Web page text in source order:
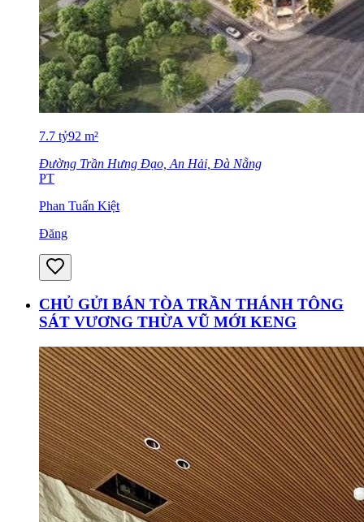
7.7 tỷ92 m²
Đường Trần Hưng Đạo, An Hải, Đà Nẵng
PT
Phan Tuấn Kiệt
Đăng
CHỦ GỬI BÁN TÒA TRẦN THÁNH TÔNG
SÁT VƯƠNG THỪA VŨ MỚI KENG